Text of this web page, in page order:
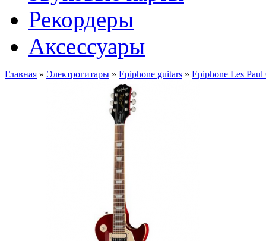
Рекордеры
Аксессуары
Главная » Электрогитары » Epiphone guitars » Epiphone Les Paul